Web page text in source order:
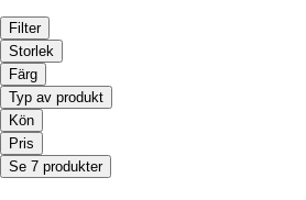
Filter
Storlek
Färg
Typ av produkt
Kön
Pris
Se 7 produkter